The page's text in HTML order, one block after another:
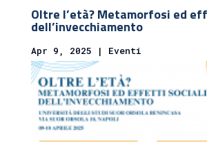
Oltre l’età? Metamorfosi ed
dell’invecchiamento
Apr 9, 2025 | Eventi